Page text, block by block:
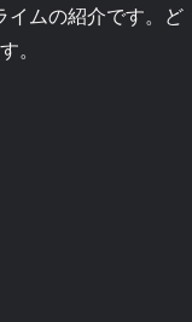
イムの紹介です。ど
。